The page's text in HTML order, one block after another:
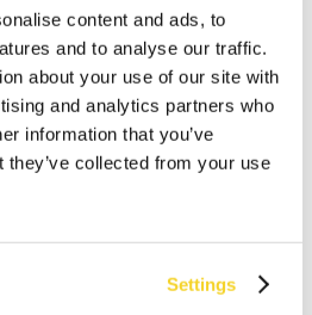
content and ads, to
and to analyse our traffic.
about your use of our site with
and analytics partners who
information that you’ve
they’ve collected from your use
Settings